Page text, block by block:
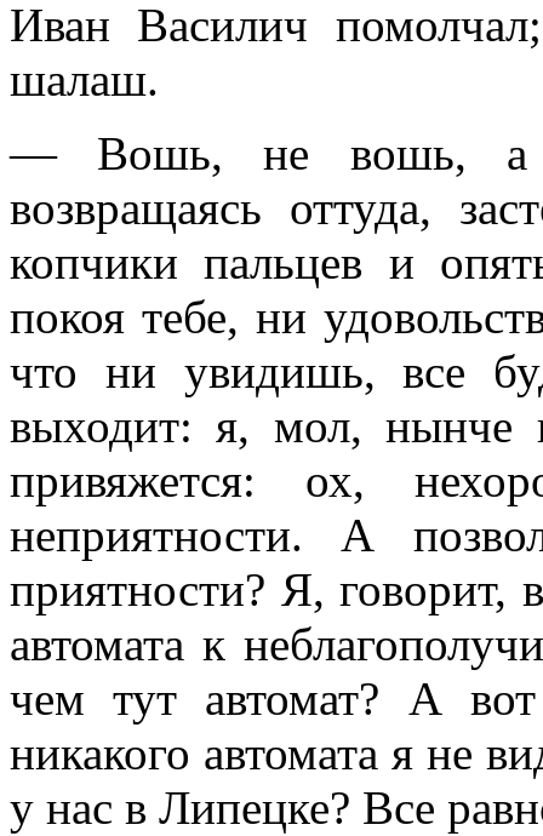
Иван Василич
шалаш.
— Вошь, не вошь, а
возвращаясь оттуда,
копчики пальцев и
покоя тебе, ни
что ни увидишь, все
выходит: я, мол, нынче
привяжется: ох,
неприятности. А
приятности? Я, говорит,
автомата к
чем тут автомат? А
никакого автомата я не
у нас в Липецке? Все